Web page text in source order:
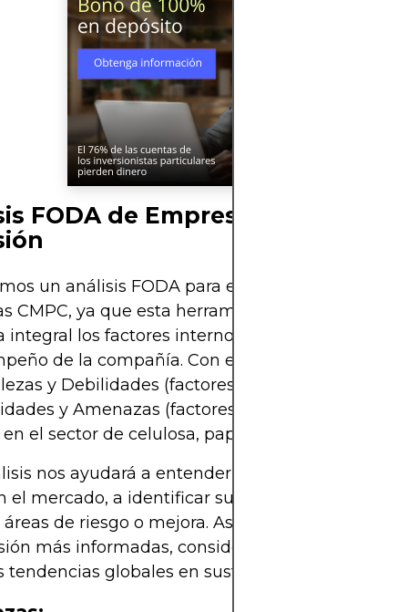
FODA de Empresas CMPC
un análisis FODA para evaluar la inversión
CMPC, ya que esta herramienta nos permite
integral los factores internos y externos que
de la compañía. Con este enfoque,
y Debilidades (factores internos) y las
y Amenazas (factores externos) que
el sector de celulosa, papel y empaques.
nos ayudará a entender cómo se posiciona
el mercado, a identificar sus ventajas
de riesgo o mejora. Así, podremos tomar
más informadas, considerando tanto el
tendencias globales en sustentabilidad e